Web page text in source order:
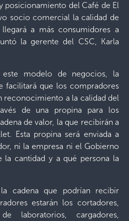
posicionamiento del Café de El
socio comercial la calidad de
a más consumidores a
la gerente del CSC, Karla
modelo de negocios, la
facilitará que los compradores
reconocimiento a la calidad del
de una propina para los
de valor, la que recibirán a
Esta propina será enviada a
ni la empresa ni el Gobierno
la cantidad y a qué persona la
cadena que podrían recibir
estarán los cortadores,
laboratorios, cargadores,